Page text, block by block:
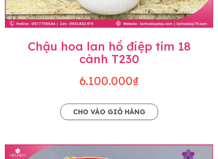
Chậu hoa lan hồ điệp tím 18
cành T230
6.100.000₫
CHO VÀO GIỎ HÀNG